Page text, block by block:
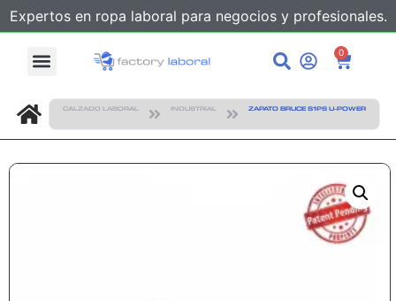
Expertos en ropa laboral para negocios y profesionales.
0
CALZADO LABORAL INDUSTRIAL ZAPATO BRUCE S1PS U-POWER